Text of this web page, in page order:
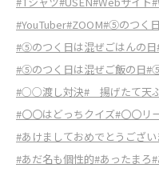
#YouTuber#ZOOM#⑤のつく日
#⑤のつく日は混ぜごはんの日
#⑤のつく日は混ぜご飯の日
#○○渡し対決# 揚げたて天
#〇〇はどっちクイズ#〇〇リ
#あけましておめでとうござい
#あだ名も個性的#あったまろ